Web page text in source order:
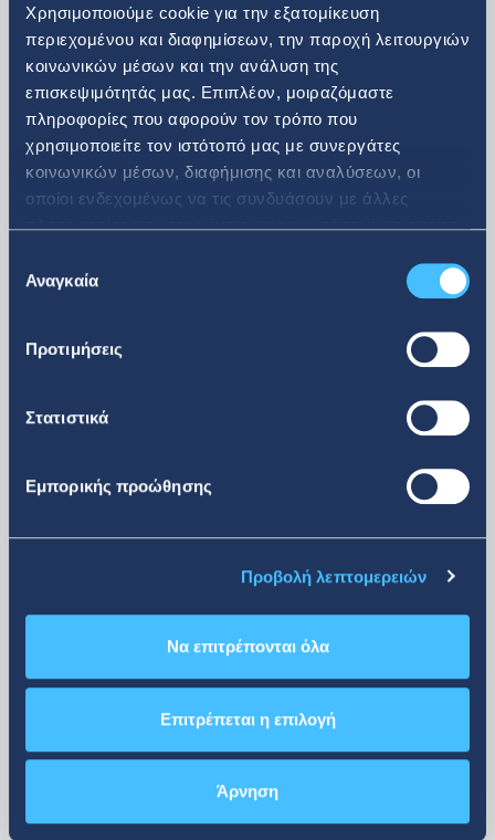
Χρησιμοποιούμε cookie για την εξατομίκευση
περιεχομένου και διαφημίσεων, την παροχή λειτουργιών
κοινωνικών μέσων και την ανάλυση της
επισκεψιμότητάς μας. Επιπλέον, μοιραζόμαστε
πληροφορίες που αφορούν τον τρόπο που
χρησιμοποιείτε τον ιστότοπό μας με συνεργάτες
κοινωνικών μέσων, διαφήμισης και αναλύσεων, οι
οποίοι ενδεχομένως να τις συνδυάσουν με άλλες
πληροφορίες που τους έχετε παραχωρήσει ή τις οποίες
των υπηρεσιών τους.
συγκατάθεσης
Αναγκαία
Προτιμήσεις
Στατιστικά
Εμπορικής προώθησης
Προβολή λεπτομερειών
Να επιτρέπονται όλα
Επιτρέπεται η επιλογή
Άρνηση
Δείτε περισσότερα
Επενδυτικά Νέα
08. 07. 2026
Ανακοίνωση αγοράς ιδίων
μετοχών